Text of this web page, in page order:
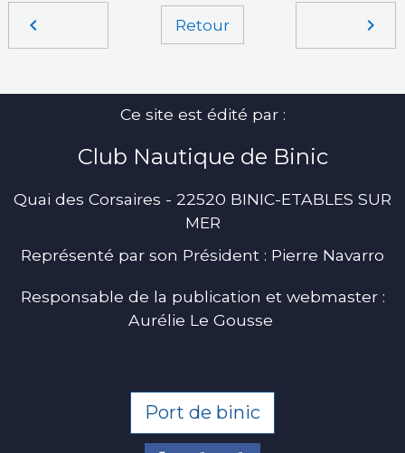
Retour
Ce site est édité par :
Club Nautique de Binic
Quai des Corsaires - 22520 BINIC-ETABLES SUR
MER
Représenté par son Président : Pierre Navarro
Responsable de la publication et webmaster :
Aurélie Le Gousse
Port de binic